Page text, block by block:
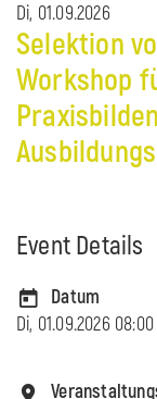
Di, 01.09.2026
Selektion
Workshop
Event Details
Datum
Di, 01.09.2026